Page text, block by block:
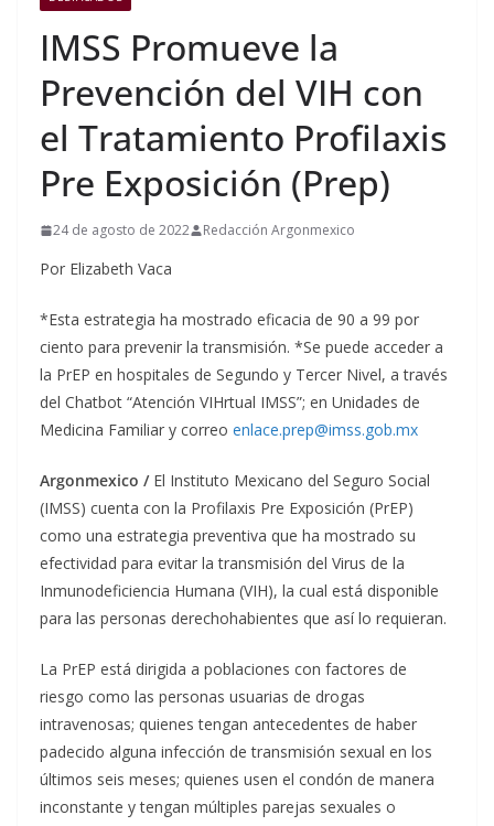
IMSS Promueve la
Prevención del VIH con
el Tratamiento Profilaxis
Pre Exposición (Prep)
24 de agosto de 2022 Redacción Argonmexico
Por Elizabeth Vaca
*Esta estrategia ha mostrado eficacia de 90 a 99 por
ciento para prevenir la transmisión. *Se puede acceder a
la PrEP en hospitales de Segundo y Tercer Nivel, a través
del Chatbot “Atención VIHrtual IMSS”; en Unidades de
Medicina Familiar y correo enlace.prep@imss.gob.mx
Argonmexico / El Instituto Mexicano del Seguro Social
(IMSS) cuenta con la Profilaxis Pre Exposición (PrEP)
como una estrategia preventiva que ha mostrado su
efectividad para evitar la transmisión del Virus de la
Inmunodeficiencia Humana (VIH), la cual está disponible
para las personas derechohabientes que así lo requieran.
La PrEP está dirigida a poblaciones con factores de
riesgo como las personas usuarias de drogas
intravenosas; quienes tengan antecedentes de haber
padecido alguna infección de transmisión sexual en los
últimos seis meses; quienes usen el condón de manera
inconstante y tengan múltiples parejas sexuales o